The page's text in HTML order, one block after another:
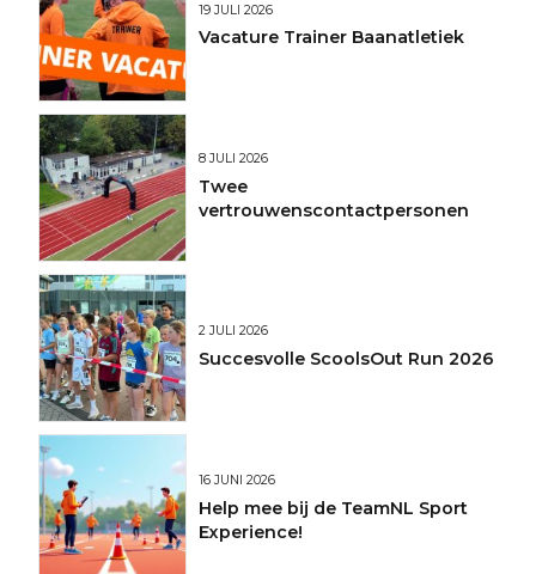
19 JULI 2026
Vacature Trainer Baanatletiek
8 JULI 2026
Twee
vertrouwenscontactpersonen
2 JULI 2026
Succesvolle ScoolsOut Run 2026
16 JUNI 2026
Help mee bij de TeamNL Sport
Experience!